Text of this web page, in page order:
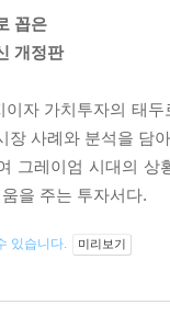
꼽은
개정판
자 가치투자의 태
장 사례와 분석을 담
그레이엄 시대의
을 주는 투자서다.
있습니다. 미리보기